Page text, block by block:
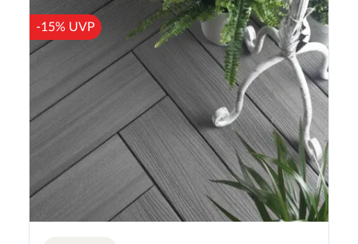
-15% UVP